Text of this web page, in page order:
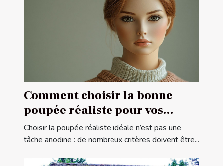
Comment choisir la bonne
poupée réaliste pour vos
besoins
Choisir la poupée réaliste idéale n’est pas une
tâche anodine : de nombreux critères doivent être...